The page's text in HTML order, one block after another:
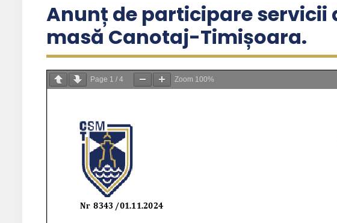
Anunț de participare servicii
masă Canotaj-Timișoara.
Page 1 / 4 Zoom 100%